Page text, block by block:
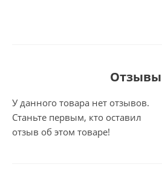
Отзывы
У данного товара нет отзывов.
Станьте первым, кто оставил
отзыв об этом товаре!